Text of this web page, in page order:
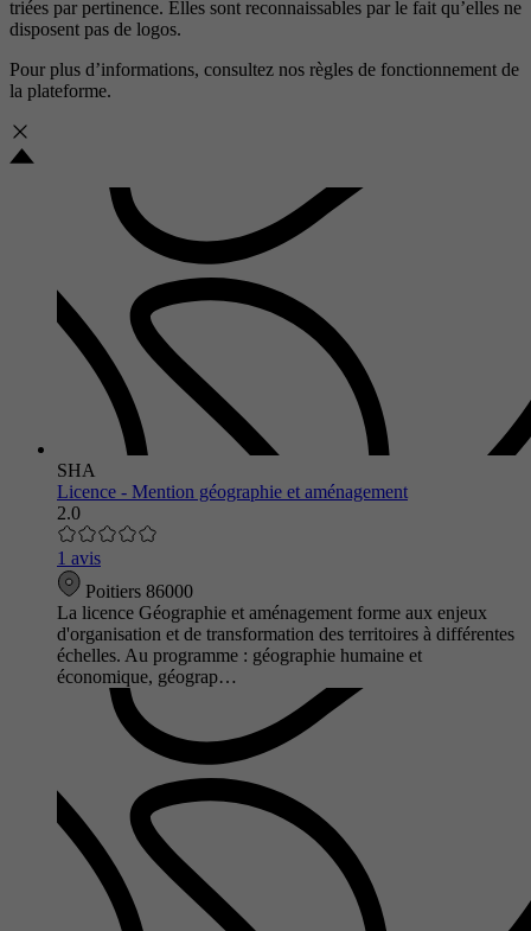
triées par pertinence. Elles sont reconnaissables par le fait qu’elles ne
disposent pas de logos.
Pour plus d’informations, consultez nos règles de fonctionnement de
la plateforme.
SHA
Licence - Mention géographie et aménagement
2.0
1 avis
Poitiers 86000
La licence Géographie et aménagement forme aux enjeux
d'organisation et de transformation des territoires à différentes
échelles. Au programme : géographie humaine et
économique, géograp…